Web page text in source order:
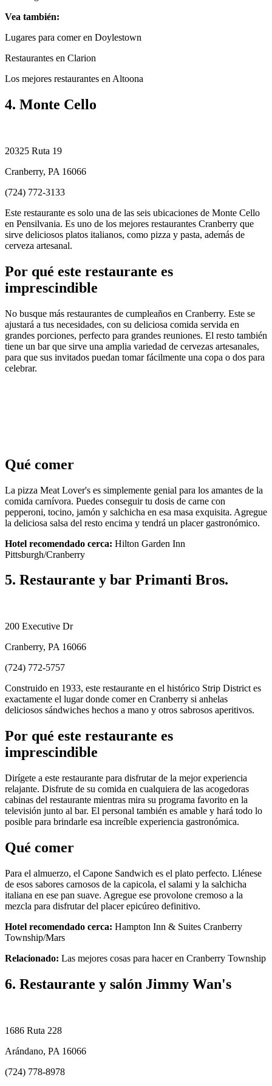
Vea también:
Lugares para comer en Doylestown
Restaurantes en Clarion
Los mejores restaurantes en Altoona
4. Monte Cello
20325 Ruta 19
Cranberry, PA 16066
(724) 772-3133
Este restaurante es solo una de las seis ubicaciones de Monte Cello
en Pensilvania. Es uno de los mejores restaurantes Cranberry que
sirve deliciosos platos italianos, como pizza y pasta, además de
cerveza artesanal.
Por qué este restaurante es
imprescindible
No busque más restaurantes de cumpleaños en Cranberry. Este se
ajustará a tus necesidades, con su deliciosa comida servida en
grandes porciones, perfecto para grandes reuniones. El resto también
tiene un bar que sirve una amplia variedad de cervezas artesanales,
para que sus invitados puedan tomar fácilmente una copa o dos para
celebrar.
Qué comer
La pizza Meat Lover's es simplemente genial para los amantes de la
comida carnívora. Puedes conseguir tu dosis de carne con
pepperoni, tocino, jamón y salchicha en esa masa exquisita. Agregue
la deliciosa salsa del resto encima y tendrá un placer gastronómico.
Hotel recomendado cerca: Hilton Garden Inn
Pittsburgh/Cranberry
5. Restaurante y bar Primanti Bros.
200 Executive Dr
Cranberry, PA 16066
(724) 772-5757
Construido en 1933, este restaurante en el histórico Strip District es
exactamente el lugar donde comer en Cranberry si anhelas
deliciosos sándwiches hechos a mano y otros sabrosos aperitivos.
Por qué este restaurante es
imprescindible
Dirígete a este restaurante para disfrutar de la mejor experiencia
relajante. Disfrute de su comida en cualquiera de las acogedoras
cabinas del restaurante mientras mira su programa favorito en la
televisión junto al bar. El personal también es amable y hará todo lo
posible para brindarle esa increíble experiencia gastronómica.
Qué comer
Para el almuerzo, el Capone Sandwich es el plato perfecto. Llénese
de esos sabores carnosos de la capicola, el salami y la salchicha
italiana en ese pan suave. Agregue ese provolone cremoso a la
mezcla para disfrutar del placer epicúreo definitivo.
Hotel recomendado cerca: Hampton Inn & Suites Cranberry
Township/Mars
Relacionado: Las mejores cosas para hacer en Cranberry Township
6. Restaurante y salón Jimmy Wan's
1686 Ruta 228
Arándano, PA 16066
(724) 778-8978